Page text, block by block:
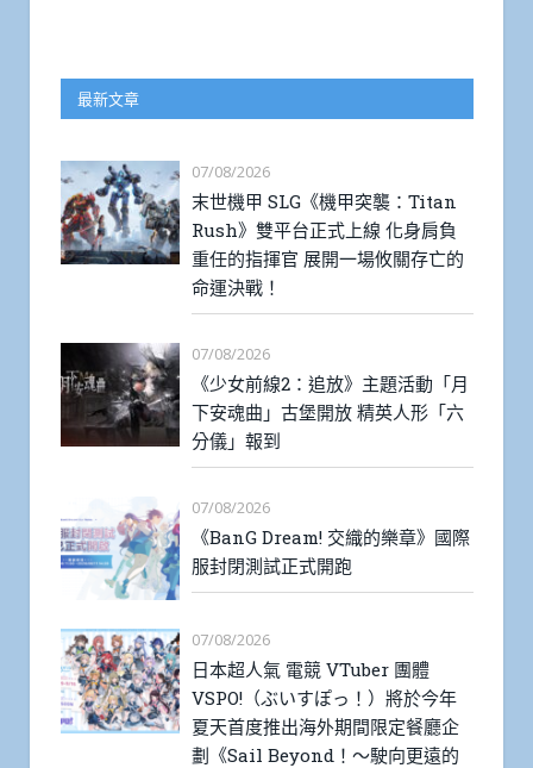
最新文章
07/08/2026
末世機甲 SLG《機甲突襲：Titan
Rush》雙平台正式上線 化身肩負
重任的指揮官 展開一場攸關存亡的
命運決戰！
07/08/2026
《少女前線2：追放》主題活動「月
下安魂曲」古堡開放 精英人形「六
分儀」報到
07/08/2026
《BanG Dream! 交織的樂章》國際
服封閉測試正式開跑
07/08/2026
日本超人氣 電競 VTuber 團體
VSPO!（ぶいすぽっ！）將於今年
夏天首度推出海外期間限定餐廳企
劃《Sail Beyond！～駛向更遠的